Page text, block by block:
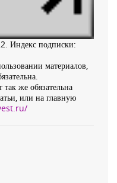
Индекс подписки:
материалов,
же обязательна
или на главную